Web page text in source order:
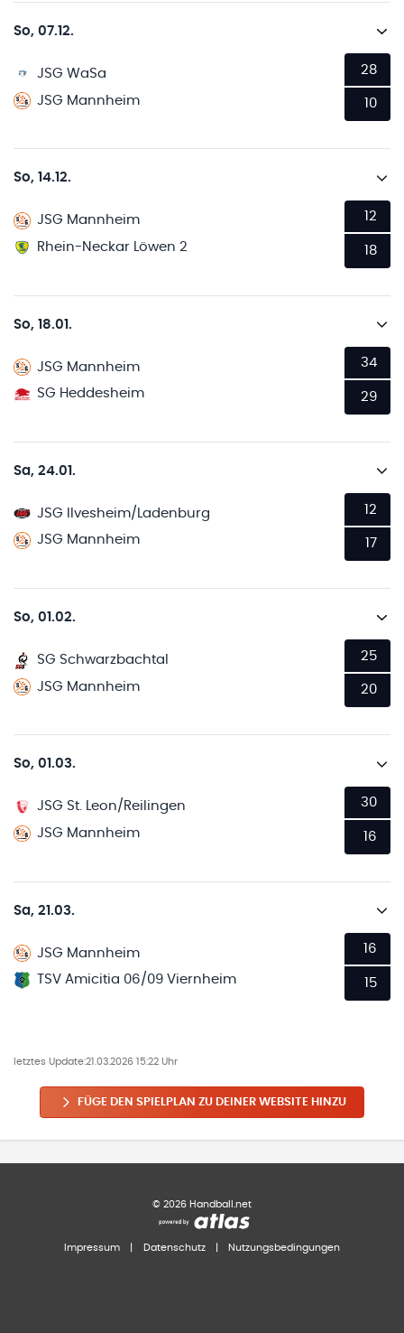
So, 07.12.
JSG WaSa
JSG Mannheim
28
10
So, 14.12.
JSG Mannheim
Rhein-Neckar Löwen 2
12
18
So, 18.01.
JSG Mannheim
SG Heddesheim
34
29
Sa, 24.01.
JSG Ilvesheim/Ladenburg
JSG Mannheim
12
17
So, 01.02.
SG Schwarzbachtal
JSG Mannheim
25
20
So, 01.03.
JSG St. Leon/Reilingen
JSG Mannheim
30
16
Sa, 21.03.
JSG Mannheim
TSV Amicitia 06/09 Viernheim
16
15
letztes Update:21.03.2026 15:22 Uhr
FÜGE DEN SPIELPLAN ZU DEINER WEBSITE HINZU
© 2026 Handball.net
Impressum Datenschutz Nutzungsbedingungen